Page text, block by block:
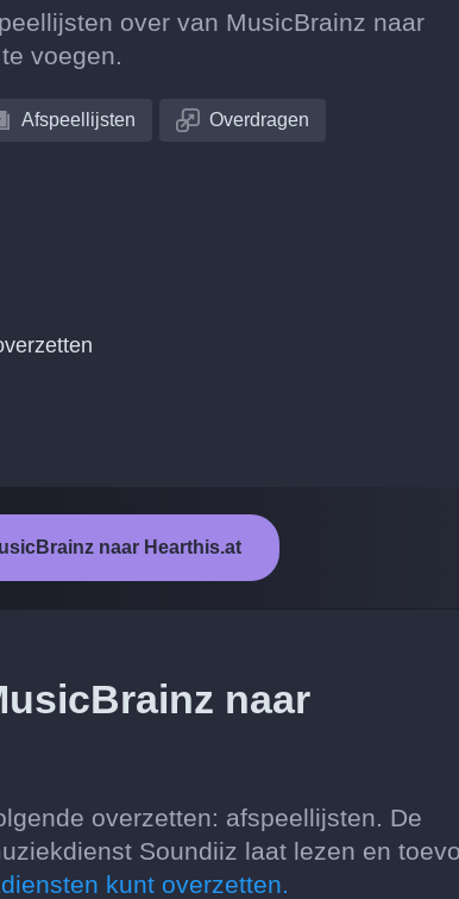
over van MusicBrainz naar
voegen.
Afspeellijsten Overdragen
naar Hearthis.at
naar
overzetten: afspeellijsten. De
Soundiiz laat lezen en
kunt overzetten.